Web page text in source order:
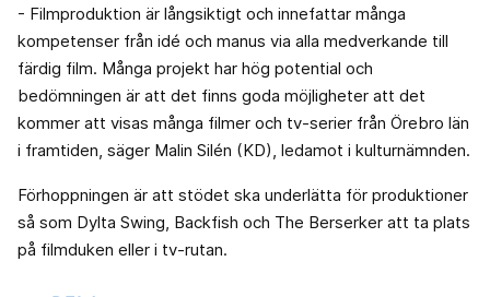
- Filmproduktion är långsiktigt och innefattar många
kompetenser från idé och manus via alla medverkande till
färdig film. Många projekt har hög potential och
bedömningen är att det finns goda möjligheter att det
kommer att visas många filmer och tv-serier från Örebro län
i framtiden, säger Malin Silén (KD), ledamot i kulturnämnden.
Förhoppningen är att stödet ska underlätta för produktioner
så som Dylta Swing, Backfish och The Berserker att ta plats
på filmduken eller i tv-rutan.